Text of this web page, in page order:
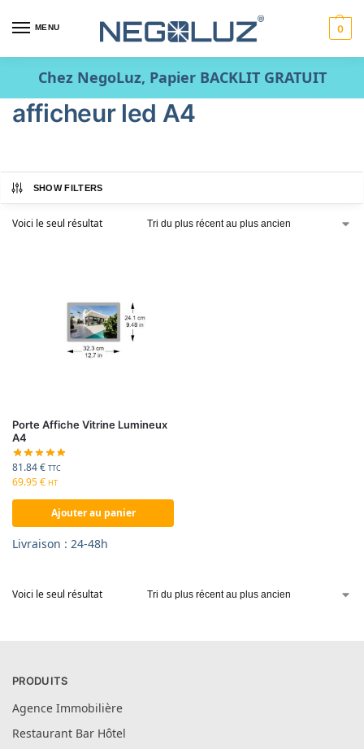
MENU 0
Chez NegoLuz, Papier BACKLIT GRATUIT
afficheur led A4
SHOW FILTERS
Voici le seul résultat
Porte Affiche Vitrine Lumineux
A4
81.84€ TTC
69.95€ HT
Ajouter au panier
Livraison : 24-48h
Voici le seul résultat
PRODUITS
Agence Immobilière
Restaurant Bar Hôtel